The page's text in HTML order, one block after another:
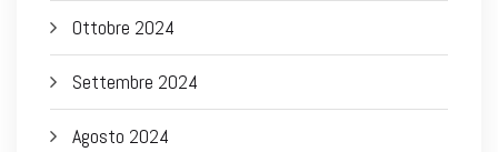
Ottobre 2024
Settembre 2024
Agosto 2024